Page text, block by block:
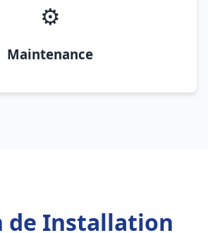
⚙️
Maintenance
de Installation